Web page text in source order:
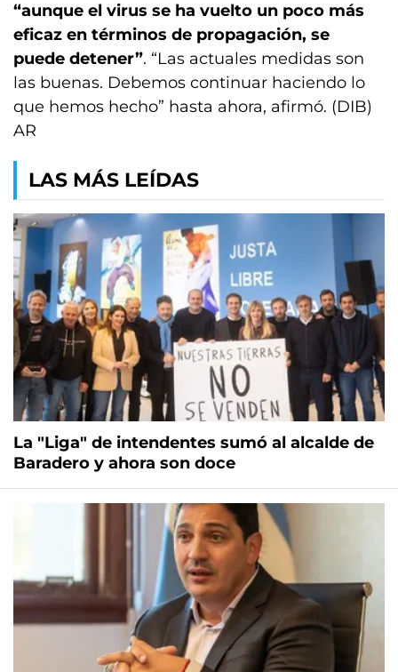
“aunque el virus se ha vuelto un poco más
eficaz en términos de propagación, se
puede detener”. “Las actuales medidas son
las buenas. Debemos continuar haciendo lo
que hemos hecho” hasta ahora, afirmó. (DIB)
AR
LAS MÁS LEÍDAS
La "Liga" de intendentes sumó al alcalde de
Baradero y ahora son doce